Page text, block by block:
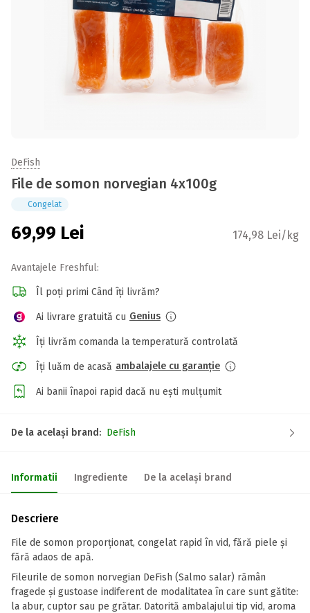
DeFish
File de somon norvegian 4x100g
Congelat
69,99 Lei 174,98 Lei/kg
Avantajele Freshful:
Îl poți primi Când îți livrăm?
Ai livrare gratuită cu Genius
Îți livrăm comanda la temperatură controlată
Îți luăm de acasă ambalajele cu garanție
Ai banii înapoi rapid dacă nu ești mulțumit
De la același brand: DeFish
Informatii Ingrediente De la același brand
Descriere
File de somon proporționat, congelat rapid în vid, fără piele și
fără adaos de apă.
Fileurile de somon norvegian DeFish (Salmo salar) rămân
fragede și gustoase indiferent de modalitatea în care sunt gătite:
la abur, cuptor sau pe grătar. Datorită ambalajului tip vid, aroma